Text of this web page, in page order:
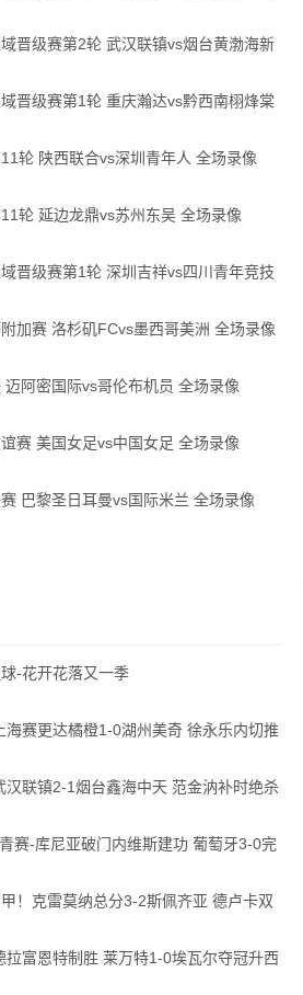
晋级赛第2轮 武汉联镇vs烟台黄渤海新
晋级赛第1轮 重庆瀚达vs黔西南栩烽棠
轮 陕西联合vs深圳青年人 全场录像
轮 延边龙鼎vs苏州东吴 全场录像
晋级赛第1轮 深圳吉祥vs四川青年竞技
加赛 洛杉矶FCvs墨西哥美洲 全场录像
阿密国际vs哥伦布机员 全场录像
赛 美国女足vs中国女足 全场录像
巴黎圣日耳曼vs国际米兰 全场录像
-花开花落又一季
赛更达橘橙1-0湖州美奇 徐永乐内切推
联镇2-1烟台鑫海中天 范金汭补时绝杀
赛-库尼亚破门内维斯建功 葡萄牙3-0完
！克雷莫纳总分3-2斯佩齐亚 德卢卡双
富恩特制胜 莱万特1-0埃瓦尔夺冠升西